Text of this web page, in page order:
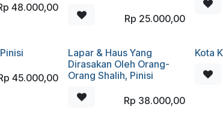
48.000,00
Rp 25.000,00
45.000,00
Lapar & Haus Yang
Dirasakan Oleh Orang-
Orang Shalih, Pinisi
Rp 38.000,00
Kota